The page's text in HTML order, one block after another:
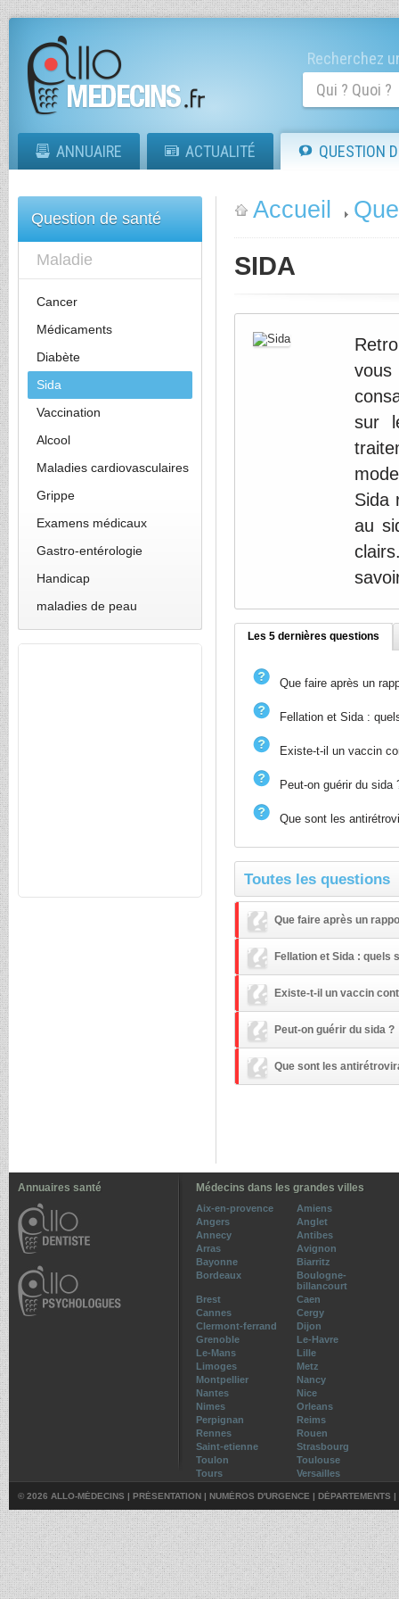
Recherchez
ANNUAIRE ACTUALITÉ QUESTION
Question de santé
Maladie
Cancer
Médicaments
Diabète
Sida
Vaccination
Alcool
Maladies cardiovasculaires
Grippe
Examens médicaux
Gastro-entérologie
Handicap
maladies de peau
Accueil
SIDA
sur
Sida
au
Les 5 dernières questions
Que faire après un
Fellation et Sida :
Existe-t-il un vaccin
Peut-on guérir du sida
Que sont les
Toutes les questions
Que faire après un
Fellation et Sida : quels
Existe-t-il un vaccin
Peut-on guérir du sida ?
Que sont les
Annuaires santé Médecins dans les grandes villes
Aix-en-provence
Amiens
Angers
Anglet
Annecy
Antibes
Arras
Avignon
Bayonne
Biarritz
Bordeaux
Boulogne-
billancourt
Brest
Caen
Cannes
Cergy
Clermont-ferrand
Dijon
Grenoble
Le-Havre
Le-Mans
Lille
Limoges
Metz
Montpellier
Nancy
Nantes
Nice
Nimes
Orleans
Perpignan
Reims
Rennes
Rouen
Saint-etienne
Strasbourg
Toulon
Toulouse
Tours
Versailles
© 2026 ALLO-MÉDECINS | PRÉSENTATION | NUMÉROS D'URGENCE | DÉPARTEMENTS |